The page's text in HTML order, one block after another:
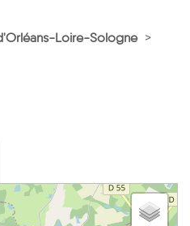
Loire-Sologne